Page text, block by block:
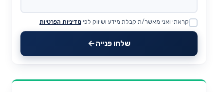
Website
קראתי ואני מאשר/ת קבלת מידע ושיווק לפי מדיניות הפרטיות
שלחו פנייה